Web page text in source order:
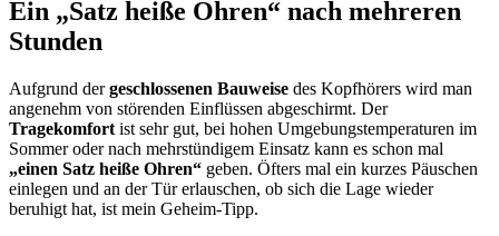
Ein „Satz heiße Ohren“ nach mehreren
Stunden
Aufgrund dergeschlossenen Bauweise des Kopfhörers wird man
angenehm von störenden Einflüssen abgeschirmt. Der
Tragekomfort ist sehr gut, bei hohen Umgebungstemperaturen im
Sommer oder nach mehrstündigem Einsatz kann es schon mal
„einen Satz heiße Ohren“ geben. Öfters mal ein kurzes Päuschen
einlegen und an der Tür erlauschen, ob sich die Lage wieder
beruhigt hat, ist mein Geheim-Tipp.